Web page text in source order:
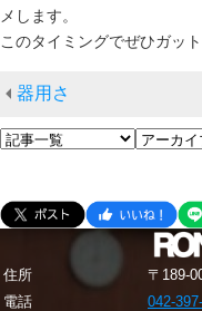
メします。
このタイミングでぜひガッ
器用さ
住所
〒189-
電話
042-